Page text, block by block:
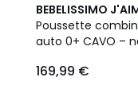
BEBELISSIMO
Poussette
auto 0+ CAVO –
169,99 €